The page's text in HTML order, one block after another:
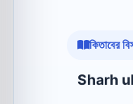
কিতাবের